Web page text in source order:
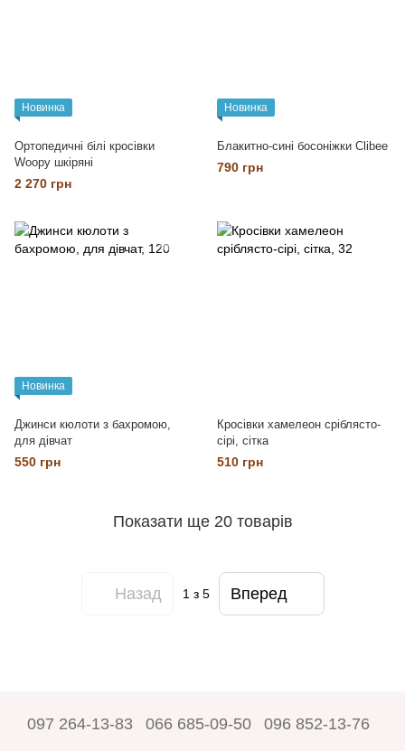
Новинка
Ортопедичні білі кросівки
Woopy шкіряні
2 270 грн
Новинка
Блакитно-сині босоніжки Clibee
790 грн
Новинка
Джинси кюлоти з бахромою,
для дівчат
550 грн
Кросівки хамелеон сріблясто-
сірі, сітка
510 грн
Показати ще 20 товарів
Назад 1 з 5 Вперед
097 264-13-83 066 685-09-50 096 852-13-76